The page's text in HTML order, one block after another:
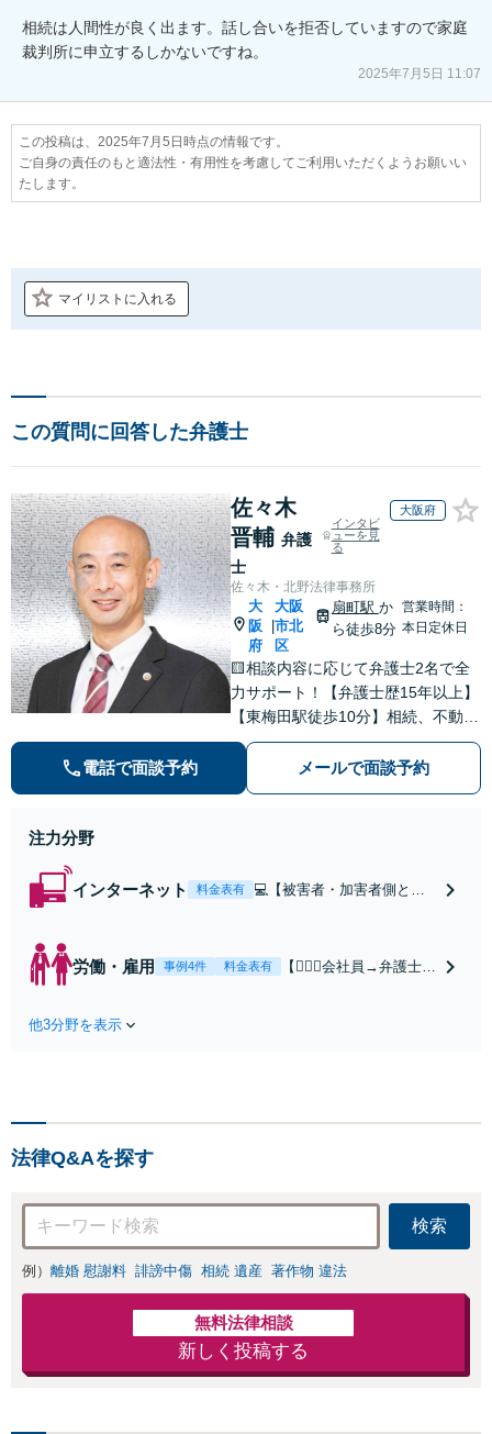
相続は人間性が良く出ます。話し合いを拒否していますので家庭
裁判所に申立するしかないですね。
2025年7月5日 11:07
この投稿は、2025年7月5日時点の情報です。
ご自身の責任のもと適法性・有用性を考慮してご利用いただくようお願いい
たします。
マイリストに入れる
この質問に回答した弁護士
佐々木
晋輔 弁護
士
インタビ
ューを見
る
大阪府
佐々木・北野法律事務所
大
阪
府
|
大阪
市北
区
扇町駅 か
ら徒歩8分
営業時間：
本日定休日
🟨相談内容に応じて弁護士2名で全
力サポート！【弁護士歴15年以上】
【東梅田駅徒歩10分】相続、不動
産、売掛金の回収など多数の実績あ
り◎誠実＆丁寧なサポートを心がけ
ます。個人、法人問わずお気軽にご
電話で面談予約 メールで面談予約
注力分野
インターネット 料金表有
💻【被害者・加害者側とも
名誉毀損・発信者情報開示
などネットトラブル対応し
労働・雇用 事例4件 料金表有
【👷🏻‍♂️会社員→弁護士
払い賃金、解雇、労働
他3分野を表示
法律Q&Aを探す
検索
例） 離婚 慰謝料 誹謗中傷 相続 遺産 著作物 違法
無料法律相談
新しく投稿する